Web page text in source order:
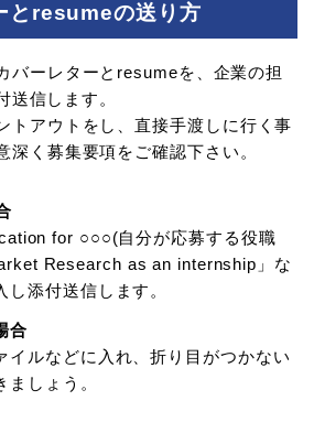
とresumeの送り方
バーレターとresumeを、企業の担
送信します。
トアウトをし、直接手渡しに行く事
深く募集要項をご確認下さい。
for ○○○(自分が応募する役職
Research as an internship」な
し添付送信します。
合
イルなどに入れ、折り目がつかない
ましょう。